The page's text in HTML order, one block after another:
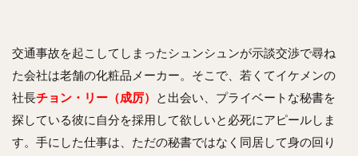
交通事故を起こしてしまったシュンシュンが示談交渉で尋ね
た会社は老舗の化粧品メーカー。そこで、若くてイケメンの
社長チョン・リー（成厉）
と出会い、プライベートな秘書を
探している彼に自分を採用して欲しいと必死にアピールしま
す。手にした仕事は、ただの秘書ではなく同居して身の回り